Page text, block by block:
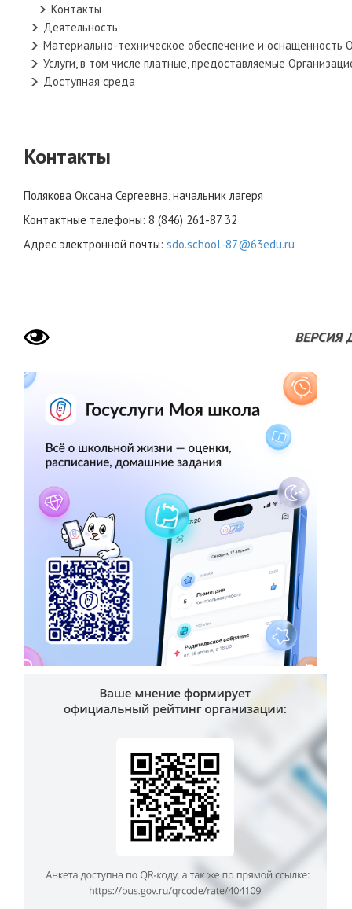
Контакты
Деятельность
Материально-техническое обеспечение и оснащенность
Услуги, в том числе платные, предоставляемые
Доступная среда
Контакты
Полякова Оксана Сергеевна, начальник лагеря
Контактные телефоны: 8 (846) 261-87 32
Адрес электронной почты: sdo.school-87@63edu.ru
ВЕРСИЯ